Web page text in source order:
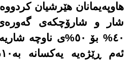
شار و شارۆچکەی گەورەی
٤٠% بۆ ٥٠%ی ناوچە